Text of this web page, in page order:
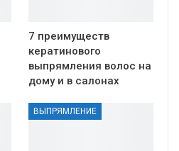
7 преимуществ
кератинового
выпрямления волос на
дому и в салонах
ВЫПРЯМЛЕНИЕ